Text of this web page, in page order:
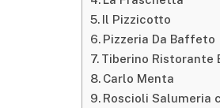
Il Pizzicotto
Pizzeria Da Baffeto
Tiberino Ristorante
Carlo Menta
Roscioli Salumeria